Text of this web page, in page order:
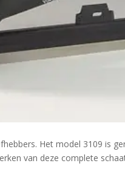
Het model 3109 is
van deze complete